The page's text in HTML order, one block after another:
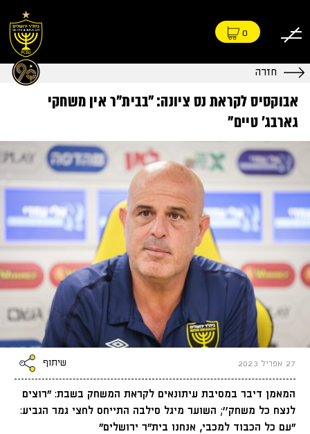
0
חזרה
אבוקסיס לקראת נס ציונה: "בבית"ר אין משחקי
גארבג' טיים"
27 אפריל 2023 שיתוף
המאמן דיבר במסיבת עיתונאים לקראת המשחק בשבת: "רוצים
לנצח כל משחק''; השוער מיגל סילבה התייחס לחצי גמר הגביע:
"עם כל הכבוד למכבי, אנחנו בית"ר ירושלים"